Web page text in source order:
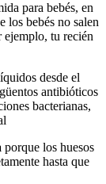
para bebés, en
los bebés no salen
ejemplo, tu recién
desde el
antibióticos
bacterianas,
porque los huesos
hasta que